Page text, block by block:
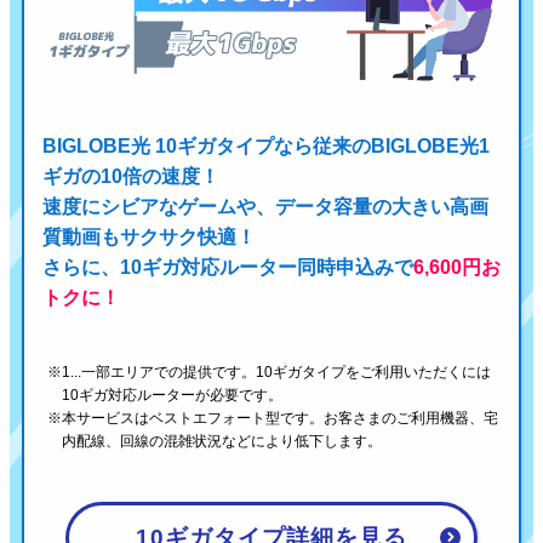
BIGLOBE光 10ギガタイプなら従来のBIGLOBE光1
ギガの10倍の速度！
速度にシビアなゲームや、データ容量の大きい高画
質動画もサクサク快適！
さらに、10ギガ対応ルーター同時申込みで6,600円お
トクに！
1...一部エリアでの提供です。10ギガタイプをご利用いただくには
10ギガ対応ルーターが必要です。
本サービスはベストエフォート型です。お客さまのご利用機器、宅
内配線、回線の混雑状況などにより低下します。
10ギガタイプ詳細を見る